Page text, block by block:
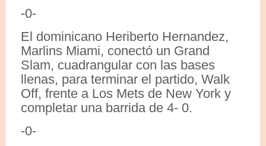
-0-
El dominicano Heriberto Hernandez,
Marlins Miami, conectó un Grand
Slam, cuadrangular con las bases
llenas, para terminar el partido, Walk
Off, frente a Los Mets de New York y
completar una barrida de 4- 0.
-0-